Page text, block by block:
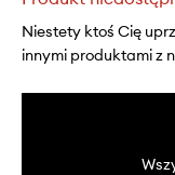
Niestety ktoś Cię
innymi produktami z